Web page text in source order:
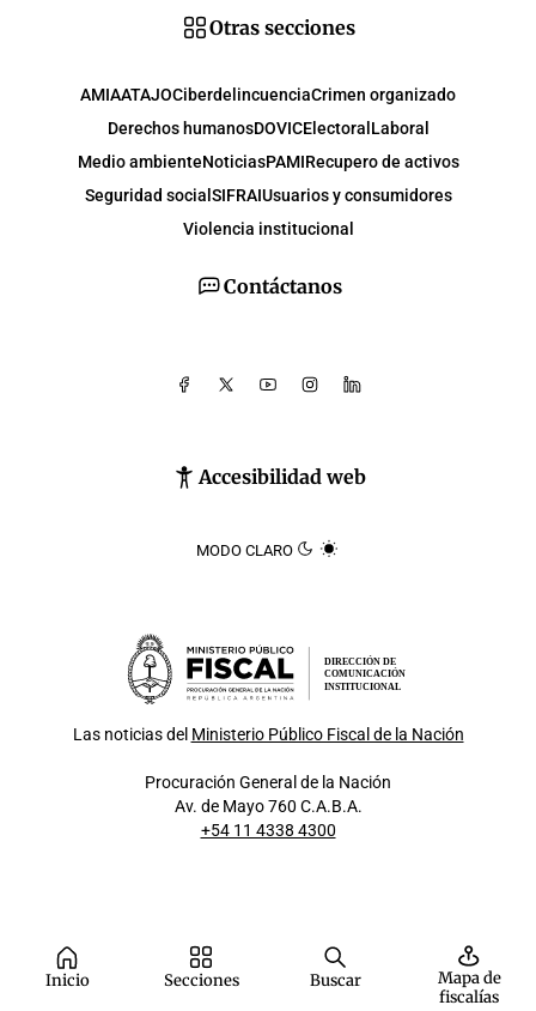
Inicio Secciones Buscar
Mapa de
fiscalías
Contáctanos
Accesibilidad web
MODO CLARO
Otras secciones
AMIAATAJOCiberdelincuenciaCrimen organizado
Derechos humanosDOVICElectoral Laboral
Medio ambienteNoticiasPAMIRecupero de activos
Seguridad social SIFRAIUsuarios y consumidores
Violencia institucional
DIRECCIÓN DE
COMUNICACIÓN
INSTITUCIONAL
Las noticias del Ministerio Público Fiscal de la Nación
Procuración General de la Nación
Av. de Mayo 760 C.A.B.A.
+54 11 4338 4300